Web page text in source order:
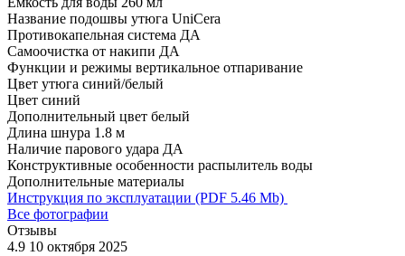
Название подошвы утюга UniCera
Противокапельная система ДА
Самоочистка от накипи ДА
Функции и режимы вертикальное отпаривание
Цвет утюга синий/белый
Цвет синий
Дополнительный цвет белый
Длина шнура 1.8 м
Наличие парового удара ДА
Конструктивные особенности распылитель воды
Дополнительные материалы
Инструкция по эксплуатации (PDF 5.46 Mb)
Все фотографии
Отзывы
4.9 10 октября 2025